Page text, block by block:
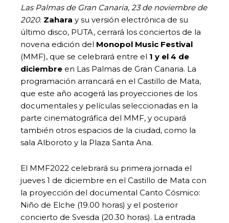
Las Palmas de Gran Canaria, 23 de noviembre de
2020. Zahara y su versión electrónica de su
último disco, PUTA, cerrará los conciertos de la
novena edición del Monopol Music Festival
(MMF), que se celebrará entre el 1 y el 4 de
diciembre en Las Palmas de Gran Canaria. La
programación arrancará en el Castillo de Mata,
que este año acogerá las proyecciones de los
documentales y películas seleccionadas en la
parte cinematográfica del MMF, y ocupará
también otros espacios de la ciudad, como la
sala Alboroto y la Plaza Santa Ana.
El MMF2022 celebrará su primera jornada el
jueves 1 de diciembre en el Castillo de Mata con
la proyección del documental Canto Cósmico:
Niño de Elche (19.00 horas) y el posterior
concierto de Svesda (20.30 horas). La entrada